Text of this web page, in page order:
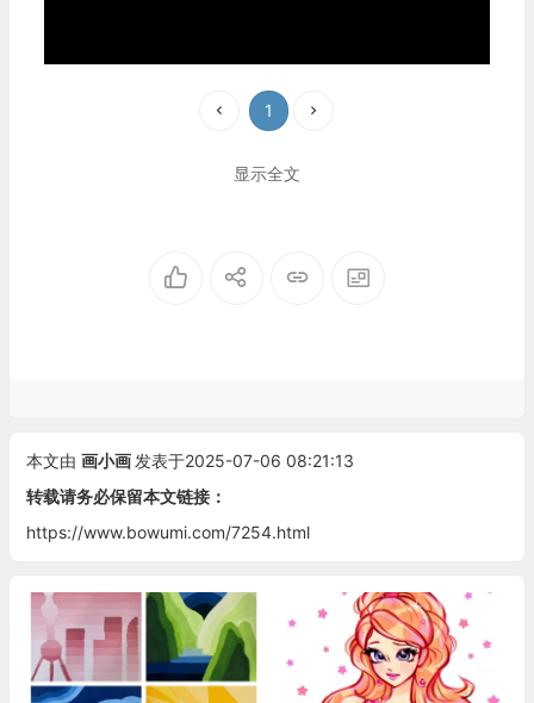
1
显示全文
本文由 画小画 发表于2025-07-06 08:21:13
转载请务必保留本文链接：
https://www.bowumi.com/7254.html